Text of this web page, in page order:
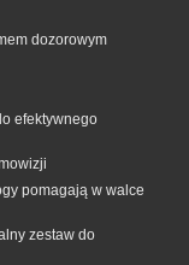
dozorowym
efektywnego
pomagają w walce
zestaw do